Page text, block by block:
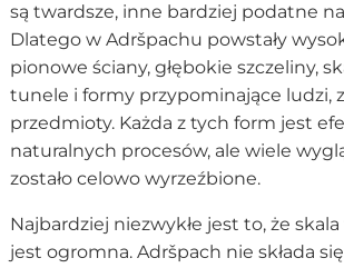
są twardsze, inne bardziej podatne
Dlatego w Adršpachu powstały
pionowe ściany, głębokie szczeliny,
tunele i formy przypominające ludzi,
przedmioty. Każda z tych form jest
naturalnych procesów, ale wiele
zostało celowo wyrzeźbione.
Najbardziej niezwykłe jest to, że
jest ogromna. Adršpach nie składa